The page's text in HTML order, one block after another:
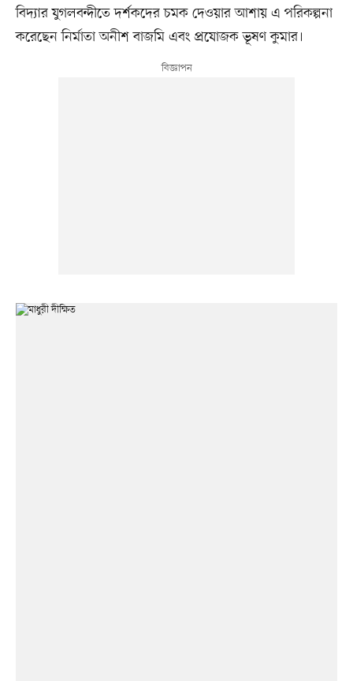
বিদ্যার যুগলবন্দীতে দর্শকদের চমক দেওয়ার আশায় এ পরিকল্পনা
করেছেন নির্মাতা অনীশ বাজমি এবং প্রযোজক ভূষণ কুমার।